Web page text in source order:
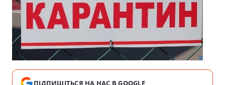
ПІДПИШІТЬСЯ НА НАС В GOOGLE